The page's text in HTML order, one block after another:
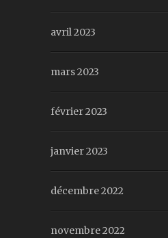
avril 2023
mars 2023
février 2023
janvier 2023
décembre 2022
novembre 2022